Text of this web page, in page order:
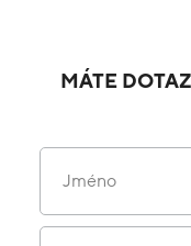
MÁTE
Jméno